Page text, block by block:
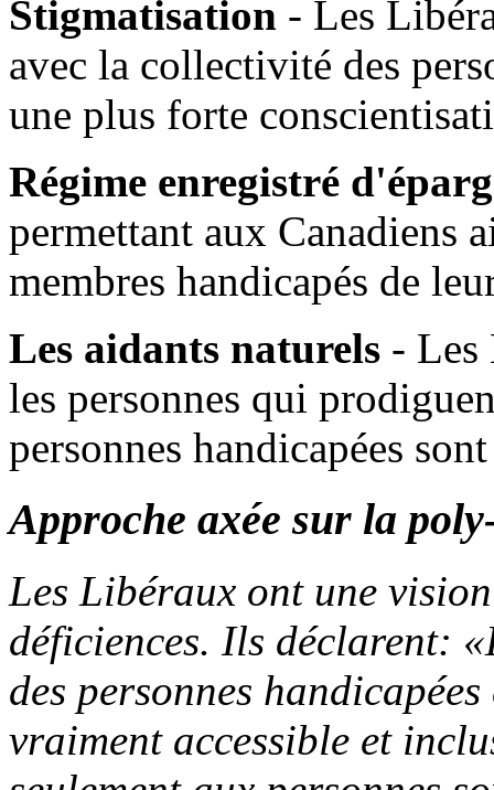
Stigmatisation - Les
avec la collectivité des
une plus forte
Régime enregistré
permettant aux Canadiens
membres handicapés de
Les aidants naturels - Les
les personnes qui
personnes handicapées
Approche axée sur la
Les Libéraux ont une
déficiences. Ils déclarent:
des personnes
vraiment accessible et